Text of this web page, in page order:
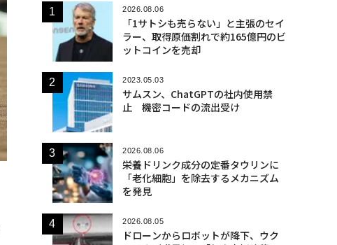
2026.08.06
「1サトシも売らない」と主張のセイ
ラー、取得原価割れで約165億円のビ
ットコインを売却
2023.05.03
サムスン、ChatGPTの社内使用禁
止 機密コードの流出受け
2026.08.06
栄養ドリンク成分の定番タウリンに
「老化細胞」を除去するメカニズム
を発見
2026.08.05
ドローンからロボットが降下、ウク